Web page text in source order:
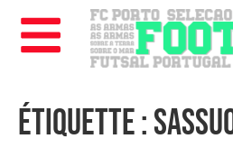
Étiquette :